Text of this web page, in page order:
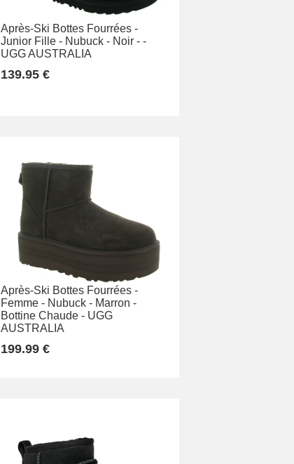
Après-Ski Bottes Fourrées -
Junior Fille - Nubuck - Noir - -
UGG AUSTRALIA
139.95 €
Après-Ski Bottes Fourrées -
Femme - Nubuck - Marron -
Bottine Chaude - UGG
AUSTRALIA
199.99 €